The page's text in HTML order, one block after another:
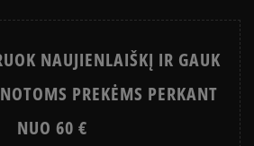
NAUJIENLAIŠKĮ IR GAUK
PREKĖMS PERKANT
NUO 60 €